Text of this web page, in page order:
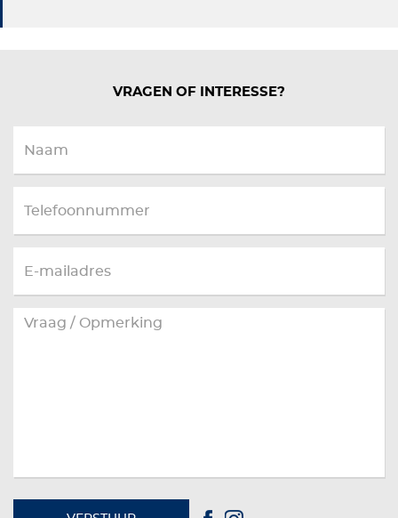
VRAGEN OF INTERESSE?